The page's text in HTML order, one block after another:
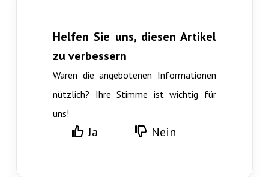
Helfen Sie uns, diesen Artikel
zu verbessern
Waren die angebotenen Informationen
nützlich? Ihre Stimme ist wichtig für
uns!
Ja Nein